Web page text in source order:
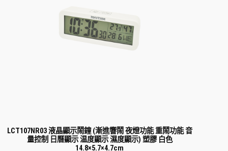
LCT107NR03 液晶顯示鬧鐘 (漸進響鬧 夜燈功能 重鬧功能 音
量控制 日曆顯示 温度顯示 濕度顯示) 塑膠 白色
14.8×5.7×4.7cm